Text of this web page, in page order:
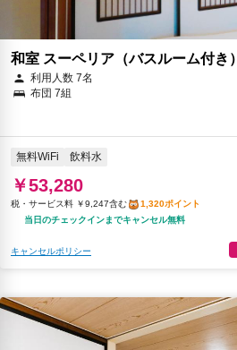
和室 スーペリア（バスルーム付き）
利用人数 7名
布団 7組
無料WiFi 飲料水
￥53,280
税・サービス料 ￥9,247含む
1,320ポイント
当日のチェックインまでキャンセル無料
キャンセルポリシー